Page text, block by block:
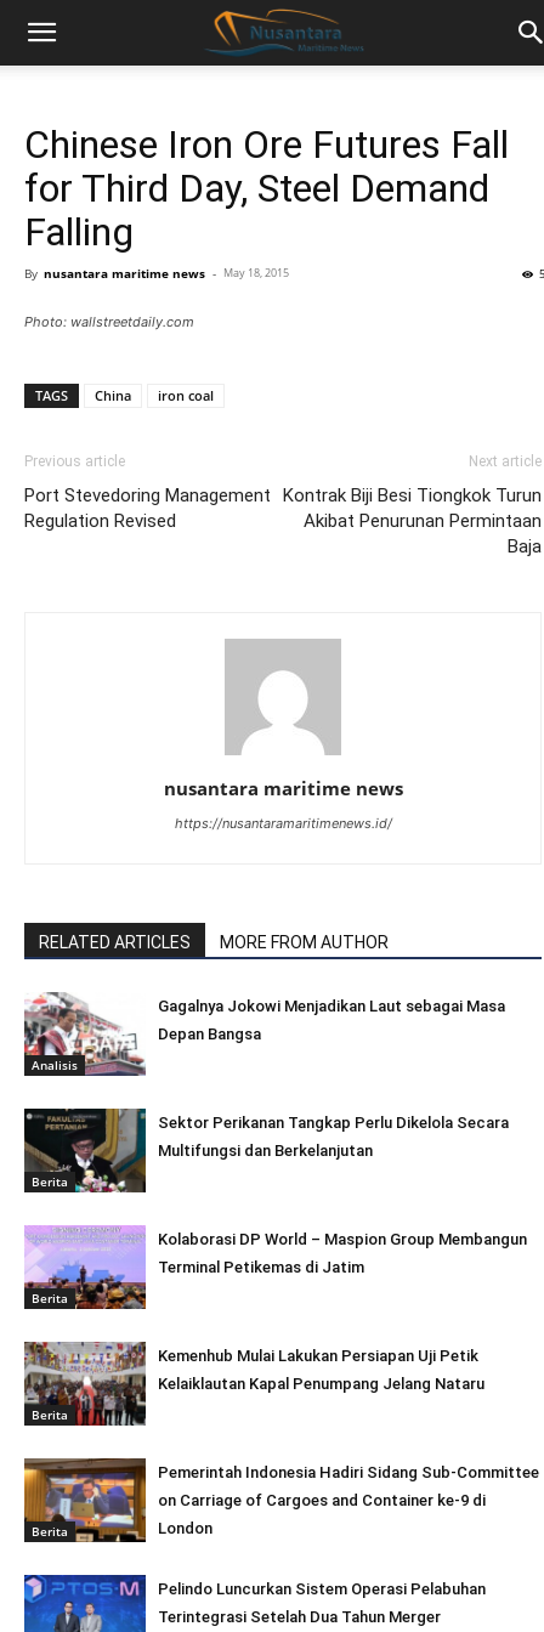
Chinese Iron Ore Futures Fall
for Third Day, Steel Demand
Falling
By nusantara maritime news - May 18, 2015
Photo: wallstreetdaily.com
TAGS China iron coal
Previous article
Port Stevedoring Management
Regulation Revised
Next article
Kontrak Biji Besi Tiongkok Turun
Akibat Penurunan Permintaan
Baja
nusantara maritime news
https://nusantaramaritimenews.id/
RELATED ARTICLES MORE FROM AUTHOR
Analisis
Gagalnya Jokowi Menjadikan Laut sebagai Masa
Depan Bangsa
Berita
Sektor Perikanan Tangkap Perlu Dikelola Secara
Multifungsi dan Berkelanjutan
Berita
Kolaborasi DP World – Maspion Group Membangun
Terminal Petikemas di Jatim
Berita
Kemenhub Mulai Lakukan Persiapan Uji Petik
Kelaiklautan Kapal Penumpang Jelang Nataru
Berita
Pemerintah Indonesia Hadiri Sidang Sub-Committee
on Carriage of Cargoes and Container ke-9 di
London
Pelindo Luncurkan Sistem Operasi Pelabuhan
Terintegrasi Setelah Dua Tahun Merger